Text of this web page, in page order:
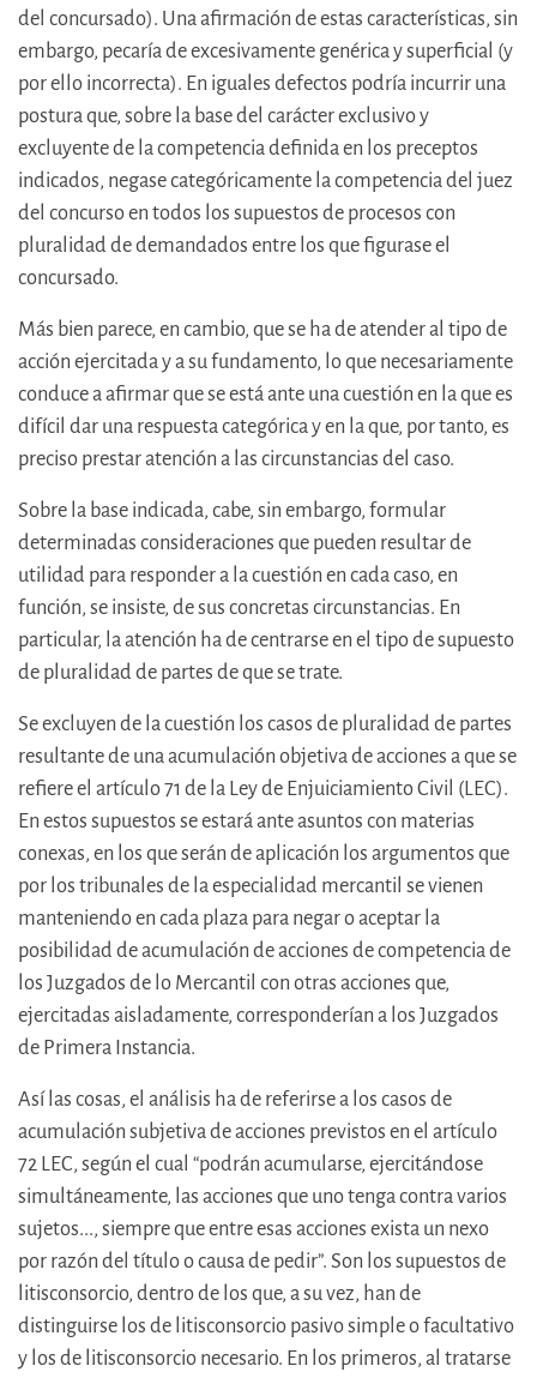
del concursado). Una afirmación de estas características, sin
embargo, pecaría de excesivamente genérica y superficial (y
por ello incorrecta). En iguales defectos podría incurrir una
postura que, sobre la base del carácter exclusivo y
excluyente de la competencia definida en los preceptos
indicados, negase categóricamente la competencia del juez
del concurso en todos los supuestos de procesos con
pluralidad de demandados entre los que figurase el
concursado.
Más bien parece, en cambio, que se ha de atender al tipo de
acción ejercitada y a su fundamento, lo que necesariamente
conduce a afirmar que se está ante una cuestión en la que es
difícil dar una respuesta categórica y en la que, por tanto, es
preciso prestar atención a las circunstancias del caso.
Sobre la base indicada, cabe, sin embargo, formular
determinadas consideraciones que pueden resultar de
utilidad para responder a la cuestión en cada caso, en
función, se insiste, de sus concretas circunstancias. En
particular, la atención ha de centrarse en el tipo de supuesto
de pluralidad de partes de que se trate.
Se excluyen de la cuestión los casos de pluralidad de partes
resultante de una acumulación objetiva de acciones a que se
refiere el artículo 71 de la Ley de Enjuiciamiento Civil (LEC).
En estos supuestos se estará ante asuntos con materias
conexas, en los que serán de aplicación los argumentos que
por los tribunales de la especialidad mercantil se vienen
manteniendo en cada plaza para negar o aceptar la
posibilidad de acumulación de acciones de competencia de
los Juzgados de lo Mercantil con otras acciones que,
ejercitadas aisladamente, corresponderían a los Juzgados
de Primera Instancia.
Así las cosas, el análisis ha de referirse a los casos de
acumulación subjetiva de acciones previstos en el artículo
72 LEC, según el cual “podrán acumularse, ejercitándose
simultáneamente, las acciones que uno tenga contra varios
sujetos..., siempre que entre esas acciones exista un nexo
por razón del título o causa de pedir”. Son los supuestos de
litisconsorcio, dentro de los que, a su vez, han de
distinguirse los de litisconsorcio pasivo simple o facultativo
y los de litisconsorcio necesario. En los primeros, al tratarse